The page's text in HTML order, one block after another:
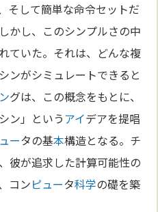
そして簡単な命令セットだ
かし、このシンプルさの中
ていた。それは、どんな複
ンがシミュレートできると
グは、この概念をもとに、
ン」というアイデアを提唱
ータの基本構造となる。チ
彼が追求した計算可能性の
コンピュータ科学の礎を築